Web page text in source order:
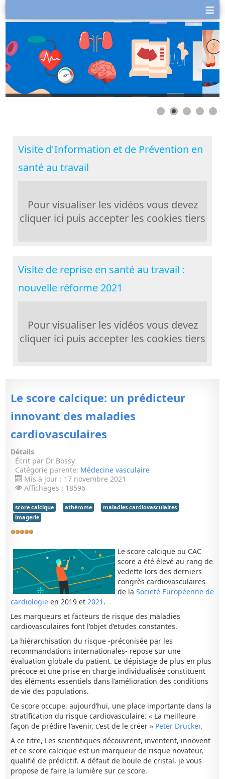
≡
Visite d'Information et de Prévention en
santé au travail
Pour visualiser les vidéos vous devez
cliquer ici puis accepter les cookies tiers
Visite de reprise en santé au travail :
nouvelle réforme 2021
Pour visualiser les vidéos vous devez
cliquer ici puis accepter les cookies tiers
Le score calcique: un prédicteur
innovant des maladies
cardiovasculaires
Détails
Écrit par Dr Bossy
Catégorie parente: Médecine vasculaire
Mis à jour : 17 novembre 2021
Affichages : 18596
score calcique athérome
maladies cardiovasculaires
imagerie
Vote
Le score calcique ou CAC
score a été élevé au rang de
vedette lors des derniers
congrès cardiovasculaires
de laSocieté Européenne de
cardiologieen 2019 et2021 .
Les marqueurs et facteurs de risque des maladies
cardiovasculaires font l’objet d’etudes constantes.
La hiérarchisation du risque -préconisée par les
recommandations internationales- repose sur une
évaluation globale du patient. Le dépistage de plus en plus
précoce et une prise en charge individualisée constituent
des éléments essentiels dans l’amélioration des conditions
de vie des populations.
Ce score occupe, aujourd’hui, une place importante dans la
stratification du risque cardiovasculaire. « La meilleure
façon de prédire l’avenir, c’est de le créer » Peter Drucker.
A ce titre, Les scientifiques découvrent, inventent, innovent
et ce score calcique est un marqueur de risque novateur,
qualifié de prédictif. A défaut de boule de cristal, je vous
propose de faire la lumière sur ce score.